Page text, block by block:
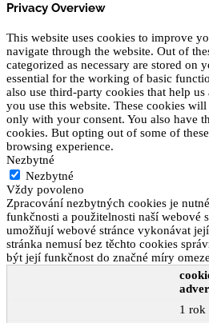
Privacy Overview
This website uses cookies to improve
navigate through the website. Out of
categorized as necessary are stored on
essential for the working of basic
also use third-party cookies that help
you use this website. These cookies
only with your consent. You also have
cookies. But opting out of some of
browsing experience.
Nezbytné
Nezbytné
Vždy povoleno
Zpracování nezbytných cookies je
funkčnosti a použitelnosti naší webové
umožňují webové stránce vykonávat
stránka nemusí bez těchto cookies
být její funkčnost do značné míry
1 rok